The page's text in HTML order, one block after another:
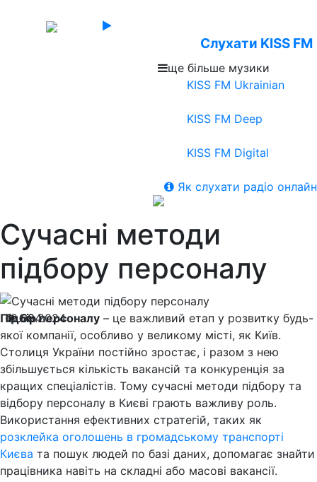
Слухати KISS FM
ще більше музики
KISS FM Ukrainian
KISS FM Deep
KISS FM Digital
Як слухати радіо онлайн
Сучасні методи
підбору персоналу
12.09.2024
684
Підбір персоналу – це важливий етап у розвитку будь-
якої компанії, особливо у великому місті, як Київ.
Столиця України постійно зростає, і разом з нею
збільшується кількість вакансій та конкуренція за
кращих спеціалістів. Тому сучасні методи підбору та
відбору персоналу в Києві грають важливу роль.
Використання ефективних стратегій, таких як
розклейка оголошень в громадському транспорті
Києва та пошук людей по базі даних, допомагає знайти
працівника навіть на складні або масові вакансії.